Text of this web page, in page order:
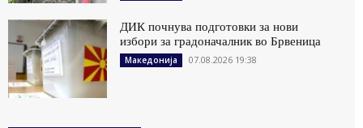
ДИК почнува подготовки за нови
избори за градоначалник во Брвеница
Македонија 07.08.2026 19:38